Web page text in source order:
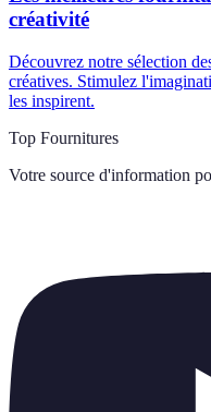
créativité
Découvrez notre sélection
créatives. Stimulez
les inspirent.
Top Fournitures
Votre source d'information